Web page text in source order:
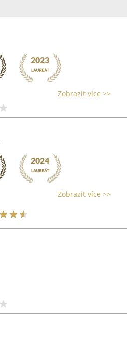
Zobrazit více >>
Zobrazit více >>